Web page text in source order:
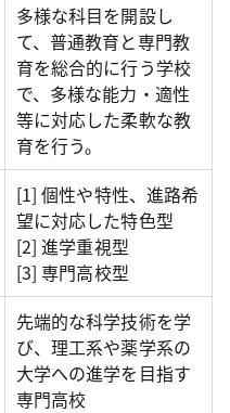
多様な科目を開設し
て、普通教育と専門教
育を総合的に行う学校
で、多様な能力・適性
等に対応した柔軟な教
育を行う。
[1] 個性や特性、進路希
望に対応した特色型
[2] 進学重視型
[3] 専門高校型
先端的な科学技術を学
び、理工系や薬学系の
大学への進学を目指す
専門高校